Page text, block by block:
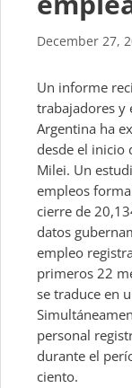
December 27,
Un informe
trabajadores y
Argentina ha
desde el inicio
Milei. Un
empleos
cierre de
datos
empleo
primeros 22
se traduce en
personal
durante el
ciento.